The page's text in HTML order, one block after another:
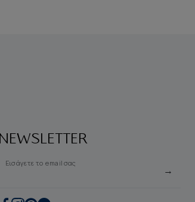
NEWSLETTER
Εισάγετε το email σας
→